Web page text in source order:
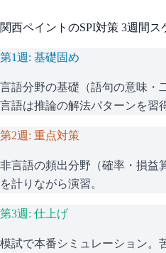
関西ペイント のSPI対策 3週間ス
第1週: 基礎固め
言語分野の基礎（語句の意味・
言語は推論の解法パターンを習
第2週: 重点対策
非言語の頻出分野（確率・損益
を計りながら演習。
第3週: 仕上げ
模試で本番シミュレーション。